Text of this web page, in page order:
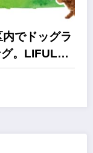
でドッグラ
。LIFULL